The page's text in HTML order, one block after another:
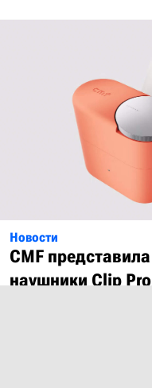
Новости
CMF
наушники Clip Pro